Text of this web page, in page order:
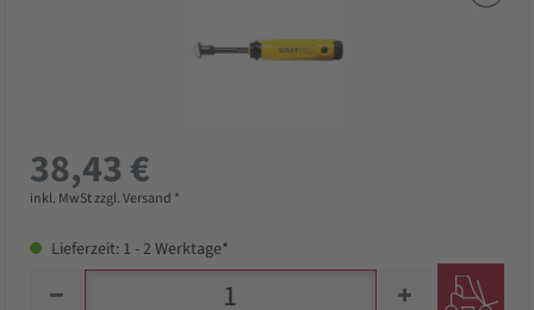
38,43 €
inkl. MwSt zzgl. Versand *
Lieferzeit: 1 - 2 Werktage*